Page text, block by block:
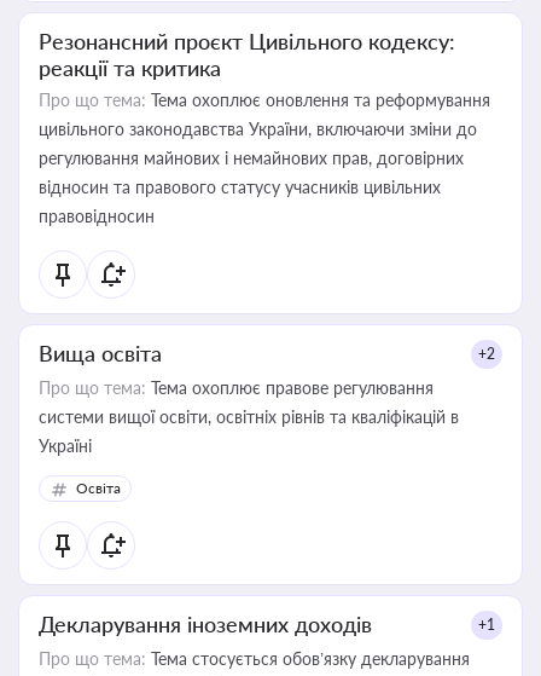
Резонансний проєкт Цивільного кодексу:
реакції та критика
Про що тема: Тема охоплює оновлення та реформування
цивільного законодавства України, включаючи зміни до
регулювання майнових і немайнових прав, договірних
відносин та правового статусу учасників цивільних
правовідносин
Вища освіта +2
Про що тема: Тема охоплює правове регулювання
системи вищої освіти, освітніх рівнів та кваліфікацій в
Україні
Освіта
Декларування іноземних доходів +1
Про що тема: Тема стосується обов’язку декларування